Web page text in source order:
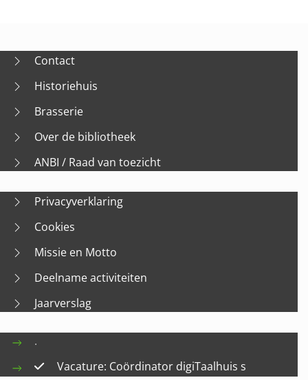
Contact
Historiehuis
Brasserie
Over de bibliotheek
ANBI / Raad van toezicht
Privacyverklaring
Cookies
Missie en Motto
Deelname activiteiten
Jaarverslag
.
Vacature: Coördinator digiTaalhuis s